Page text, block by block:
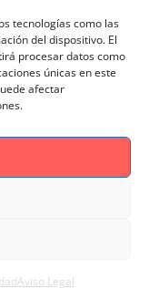
tecnologías como las
del dispositivo. El
procesar datos como
únicas en este
afectar
Aviso Legal
Magnific